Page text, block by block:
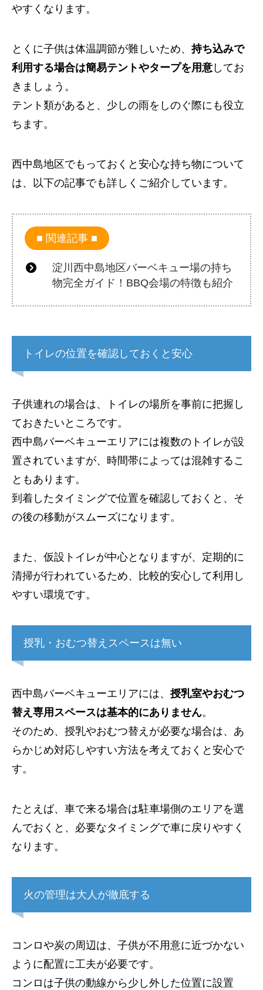
やすくなります。
とくに子供は体温調節が難しいため、 持ち込みで
利用する場合は簡易テントやタープを用意 してお
きましょう。
テント類があると、少しの雨をしのぐ際にも役立
ちます。
西中島地区でもっておくと安心な持ち物について
は、以下の記事でも詳しくご紹介しています。
関連記事
淀川西中島地区バーベキュー場の持ち
物完全ガイド！BBQ会場の特徴も紹介
トイレの位置を確認しておくと安心
子供連れの場合は、トイレの場所を事前に把握し
ておきたいところです。
西中島バーベキューエリアには複数のトイレが設
置されていますが、時間帯によっては混雑するこ
ともあります。
到着したタイミングで位置を確認しておくと、そ
の後の移動がスムーズになります。
また、仮設トイレが中心となりますが、定期的に
清掃が行われているため、比較的安心して利用し
やすい環境です。
授乳・おむつ替えスペースは無い
西中島バーベキューエリアには、 授乳室やおむつ
替え専用スペースは基本的にありません。
そのため、授乳やおむつ替えが必要な場合は、あ
らかじめ対応しやすい方法を考えておくと安心で
す。
たとえば、車で来る場合は駐車場側のエリアを選
んでおくと、必要なタイミングで車に戻りやすく
なります。
火の管理は大人が徹底する
コンロや炭の周辺は、子供が不用意に近づかない
ように配置に工夫が必要です。
コンロは子供の動線から少し外した位置に設置